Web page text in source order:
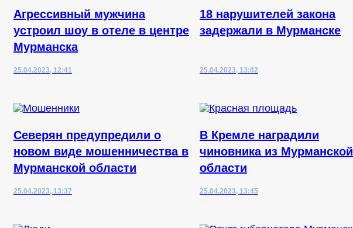
Агрессивный мужчина
устроил шоу в отеле в центре
Мурманска
25.04.2023, 12:41
18 нарушителей закона
задержали в Мурманске
25.04.2023, 13:02
Северян предупредили о
новом виде мошенничества в
Мурманской области
25.04.2023, 13:37
В Кремле наградили
чиновника из Мурманской
области
25.04.2023, 13:45